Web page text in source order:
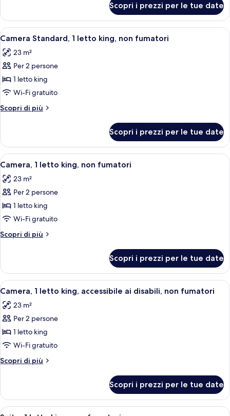
matrimoniali,
non
fumatori
Standard,
letti
non
fumatori
Scopri i prezzi per le tue date
Apri
tutte
le
foto
per
Camera
Standard,
1
king,
non
fumatori
Camera d'albergo con un letto
6
Camera Standard, 1 letto king, non fumatori
23 m²
Per 2 persone
1 letto king
Wi-Fi gratuito
Scopri di più
Altri
Standard,
letto
non
fumatori
Scopri i prezzi per le tue date
Apri
tutte
le
foto
per
Camera,
1
letto
non
fumatori
Camera d'albergo con un letto
4
Camera, 1 letto king, non fumatori
23 m²
Per 2 persone
1 letto king
Wi-Fi gratuito
Scopri di più
Altri
1
letto
king,
fumatori
Scopri i prezzi per le tue date
Apri
tutte
le
foto
per
Camera,
1
letto
accessibile
ai
Una camera d'albergo con un letto,
2
Camera, 1 letto king, accessibile ai disabili, non fumatori
23 m²
Per 2 persone
1 letto king
Wi-Fi gratuito
Scopri di più
Altri
1
letto
Scopri i prezzi per le tue date
Apri
Un letto singolo con materasso